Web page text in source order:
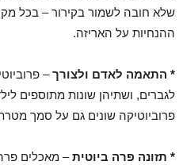
שלא חובה לשמור בקירור – בכל
ההנחיות על האריזה.
* התאמה לאדם ולצורך–
לגברים, ושתיהן שונות מתוספים
פרוביוטיקה שונים גם על סמך
* תזונה פרה ביוטית– מאכלים